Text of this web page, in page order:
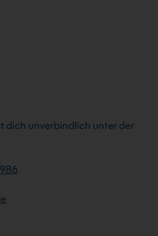
dich unverbindlich unter der